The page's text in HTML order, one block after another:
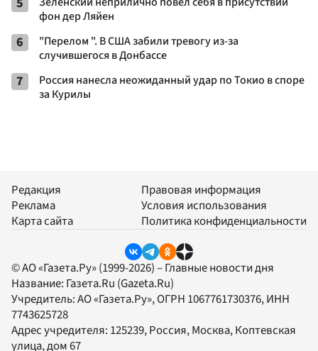
фон дер Ляйен
6
"Перелом ". В США забили тревогу из-за
случившегося в Донбассе
7
Россия нанесла неожиданный удар по Токио в споре
за Курилы
Редакция
Реклама
Карта сайта
Правовая информация
Условия использования
Политика конфиденциальности
© АО «Газета.Ру» (1999-2026) – Главные новости дня
Название: Газета.Ru (Gazeta.Ru)
Учредитель:АО «Газета.Ру», ОГРН 1067761730376, ИНН
7743625728
Адрес учредителя: 125239, Россия, Москва, Коптевская
улица, дом 67